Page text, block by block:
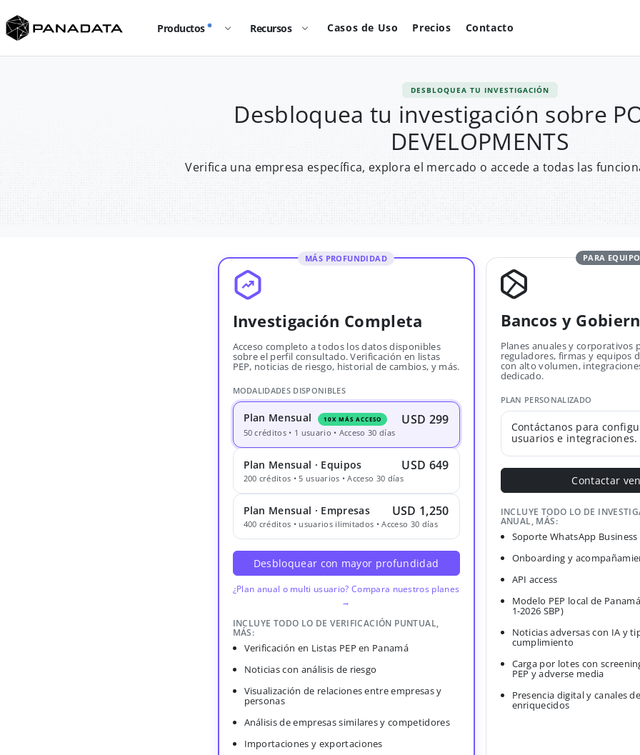
Productos Recursos Casos de Uso Precios Contacto
DESBLOQUEA TU INVESTIGACIÓN
Desbloquea tu investigación sobre
DEVELOPMENTS
Verifica una empresa específica, explora el mercado o accede a todas las
MÁS PROFUNDIDAD
Investigación Completa
Acceso completo a todos los datos disponibles
sobre el perfil consultado. Verificación en listas
PEP, noticias de riesgo, historial de cambios, y más.
MODALIDADES DISPONIBLES
Plan Mensual 10X MÁS ACCESO USD 299
50 créditos • 1 usuario • Acceso 30 días
Plan Mensual · Equipos USD 649
200 créditos • 5 usuarios • Acceso 30 días
Plan Mensual · Empresas USD 1,250
400 créditos • usuarios ilimitados • Acceso 30 días
Desbloquear con mayor profundidad
¿Plan anual o multi usuario? Compara nuestros planes
→
INCLUYE TODO LO DE VERIFICACIÓN PUNTUAL,
MÁS:
Verificación en Listas PEP en Panamá
Noticias con análisis de riesgo
Visualización de relaciones entre empresas y
personas
Análisis de empresas similares y competidores
Importaciones y exportaciones
PARA
Bancos y
Planes anuales y corporativos
reguladores, firmas y equipos
con alto volumen,
dedicado.
PLAN PERSONALIZADO
Contáctanos para
usuarios e integraciones.
Contactar
INCLUYE TODO LO DE
ANUAL, MÁS:
Soporte WhatsApp Business
Onboarding y
API access
Modelo PEP local de
1-2026 SBP)
Noticias adversas con IA y
cumplimiento
Carga por lotes con
PEP y adverse media
Presencia digital y canales
enriquecidos